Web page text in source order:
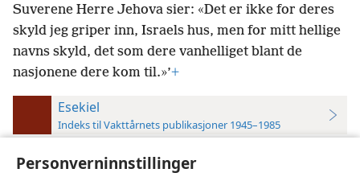
Personverninnstillinger
Suverene Herre Jehova sier: «Det er ikke for deres
skyld jeg griper inn, Israels hus, men for mitt hellige
navns skyld, det som dere vanhelliget blant de
nasjonene dere kom til.»’+
Esekiel
Indeks til Vakttårnets publikasjoner 1945–1985
5;w52 291;w51 372